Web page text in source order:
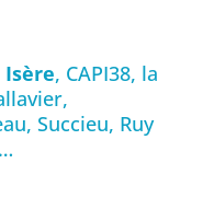
, CAPI38, la
Succieu, Ruy